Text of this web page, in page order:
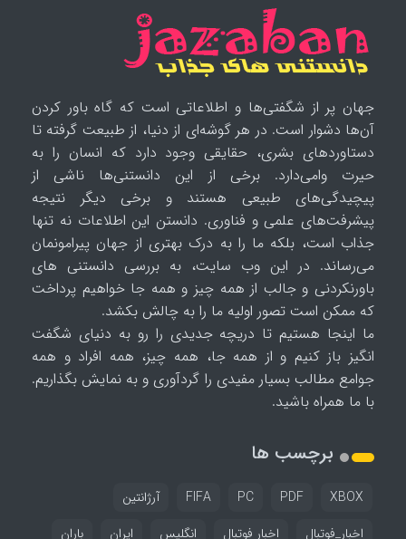
جهان پر از شگفتی‌ها و اطلاعاتی است که گاه باور کردن
آن‌ها دشوار است. در هر گوشه‌ای از دنیا، از طبیعت گرفته تا
دستاوردهای بشری، حقایقی وجود دارد که انسان را به
حیرت وامی‌دارد. برخی از این دانستنی‌ها ناشی از
پیچیدگی‌های طبیعی هستند و برخی دیگر نتیجه
پیشرفت‌های علمی و فناوری. دانستن این اطلاعات نه تنها
جذاب است، بلکه ما را به درک بهتری از جهان پیرامونمان
می‌رساند. در این وب سایت، به بررسی دانستنی های
باورنکردنی و جالب از همه چیز و همه جا خواهیم پرداخت
که ممکن است تصور اولیه ما را به چالش بکشد.
ما اینجا هستیم تا دریچه جدیدی را رو به دنیای شگفت
انگیز باز کنیم و از همه جا، همه چیز، همه افراد و همه
جوامع مطالب بسیار مفیدی را گردآوری و به نمایش بگذاریم.
با ما همراه باشید.
برچسب ها
FIFA PC PDF XBOX
آرژانتین
اخبار_فوتبال
اخبار فوتبال انگلیس ایران
باران